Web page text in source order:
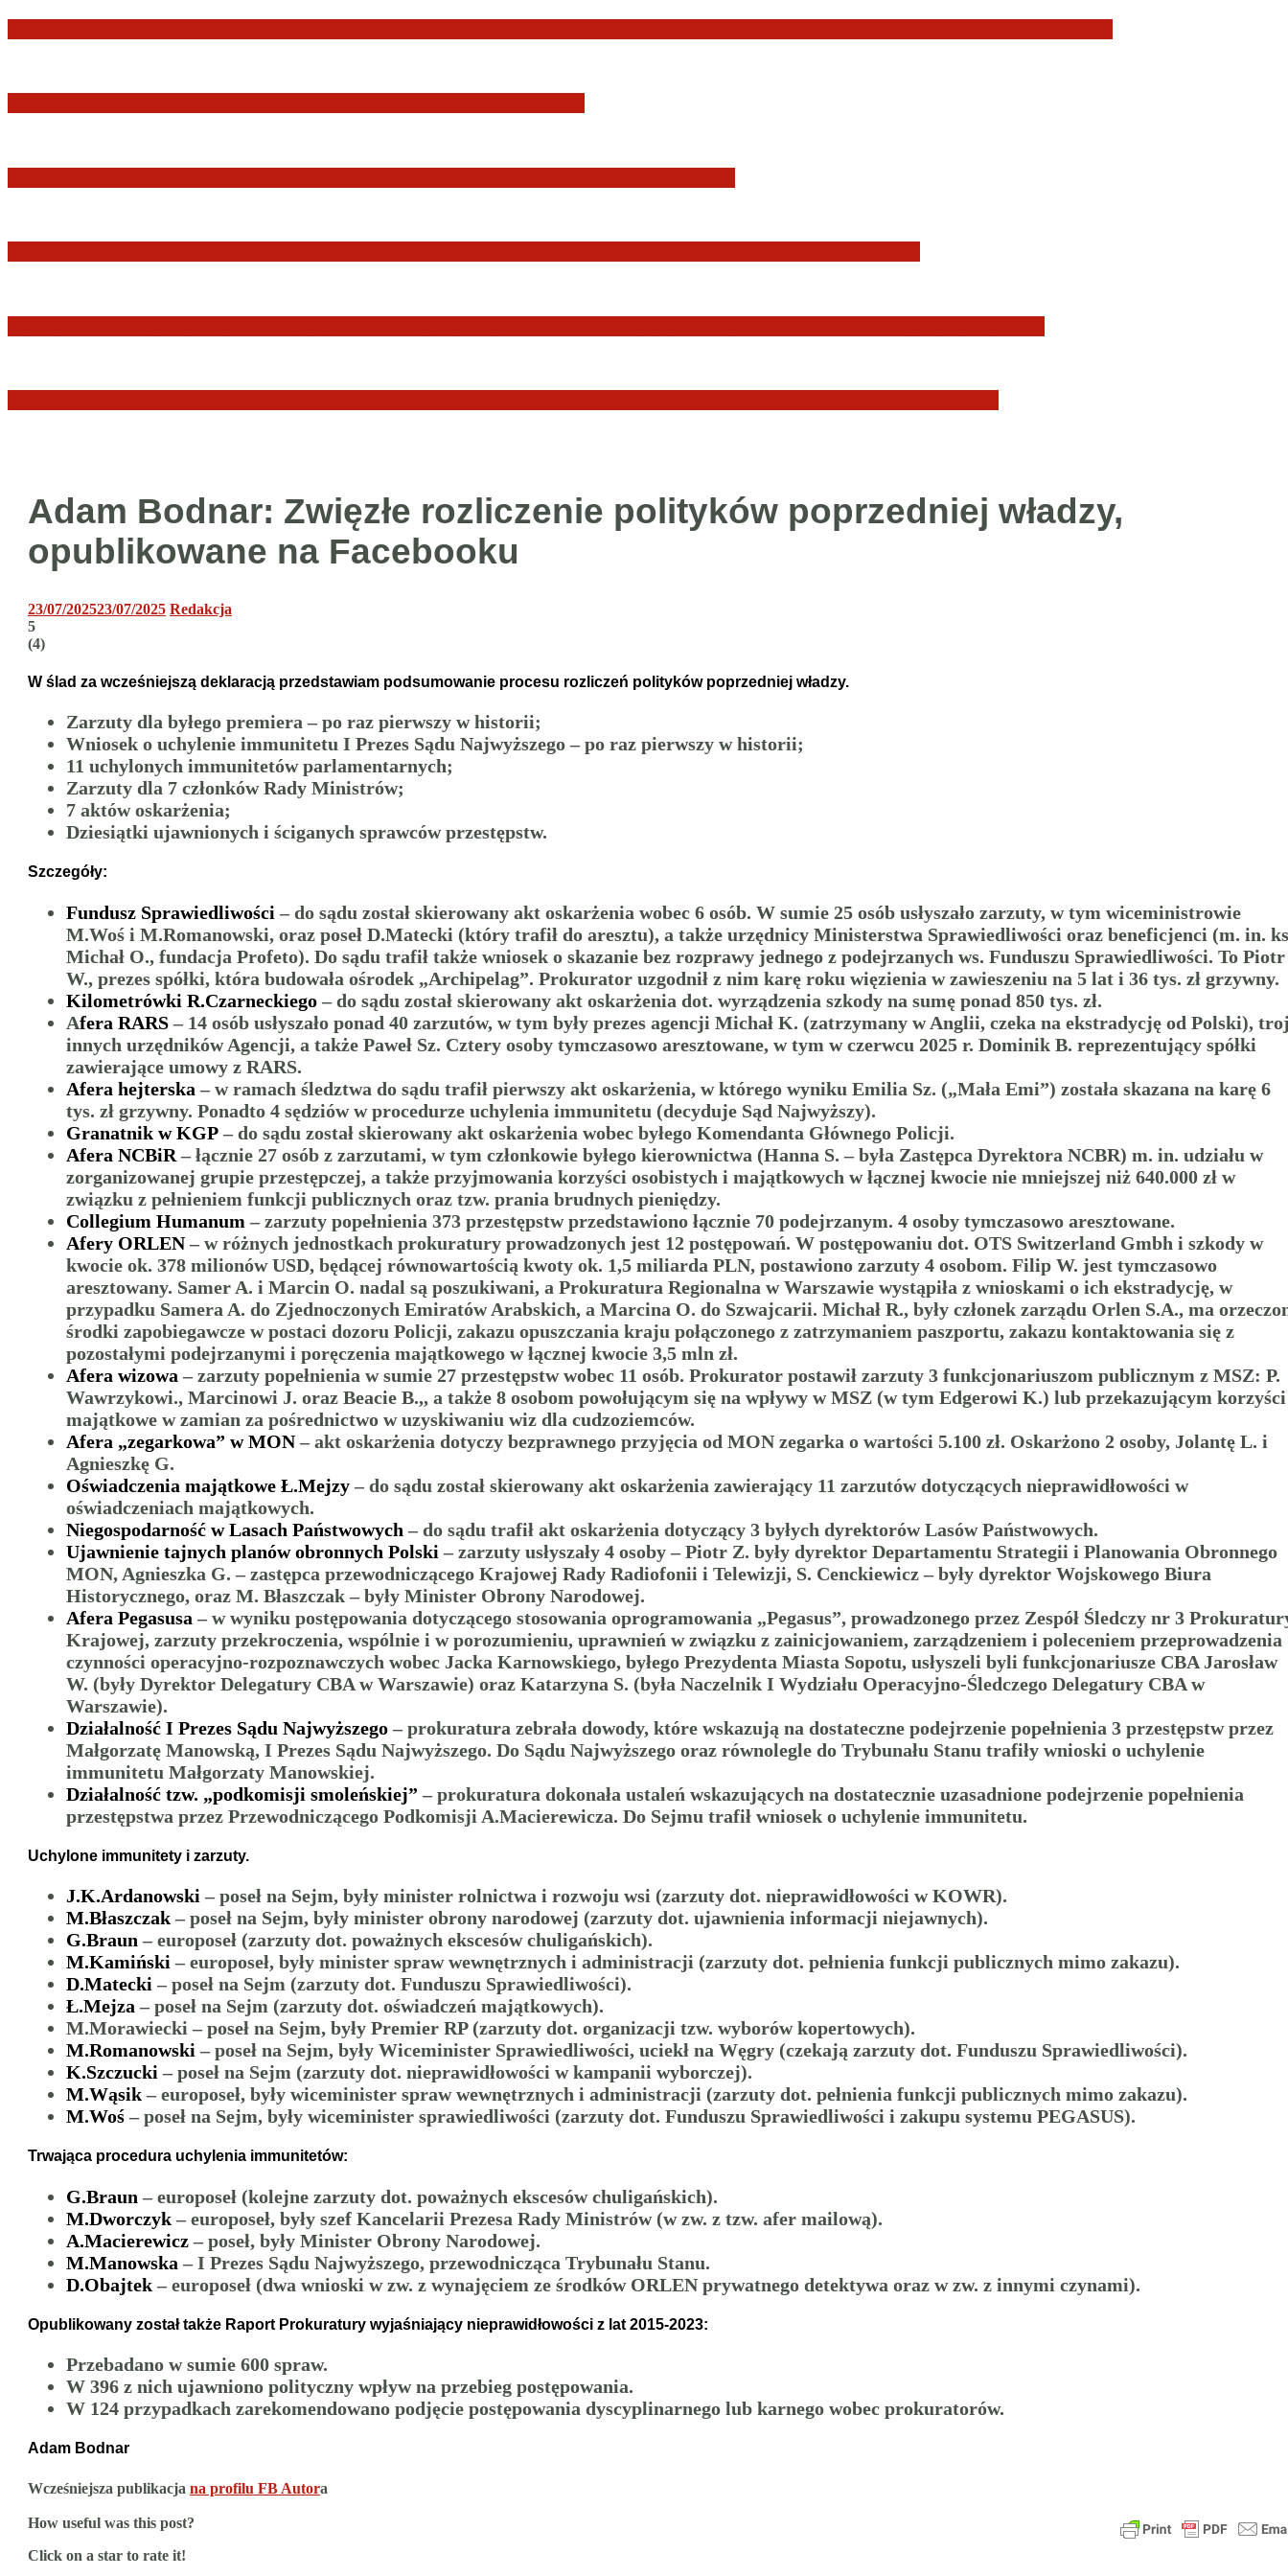
Adam Bodnar: Zwięzłe rozliczenie polityków poprzedniej władzy,
opublikowane na Facebooku
23/07/202523/07/2025 Redakcja
5
(4)
W ślad za wcześniejszą deklaracją przedstawiam podsumowanie procesu rozliczeń polityków poprzedniej władzy.
Zarzuty dla byłego premiera – po raz pierwszy w historii;
Wniosek o uchylenie immunitetu I Prezes Sądu Najwyższego – po raz pierwszy w historii;
11 uchylonych immunitetów parlamentarnych;
Zarzuty dla 7 członków Rady Ministrów;
7 aktów oskarżenia;
Dziesiątki ujawnionych i ściganych sprawców przestępstw.
Szczegóły:
Fundusz Sprawiedliwości – do sądu został skierowany akt oskarżenia wobec 6 osób. W sumie 25 osób usłyszało zarzuty, w tym wiceministrowie
M.Woś i M.Romanowski, oraz poseł D.Matecki (który trafił do aresztu), a także urzędnicy Ministerstwa Sprawiedliwości oraz beneficjenci (m. in.
Michał O., fundacja Profeto). Do sądu trafił także wniosek o skazanie bez rozprawy jednego z podejrzanych ws. Funduszu Sprawiedliwości. To Piotr
W., prezes spółki, która budowała ośrodek „Archipelag”. Prokurator uzgodnił z nim karę roku więzienia w zawieszeniu na 5 lat i 36 tys. zł grzywny.
Kilometrówki R.Czarneckiego– do sądu został skierowany akt oskarżenia dot. wyrządzenia szkody na sumę ponad 850 tys. zł.
Afera RARS– 14 osób usłyszało ponad 40 zarzutów, w tym były prezes agencji Michał K. (zatrzymany w Anglii, czeka na ekstradycję od Polski),
innych urzędników Agencji, a także Paweł Sz. Cztery osoby tymczasowo aresztowane, w tym w czerwcu 2025 r. Dominik B. reprezentujący spółki
zawierające umowy z RARS.
Afera hejterska – w ramach śledztwa do sądu trafił pierwszy akt oskarżenia, w którego wyniku Emilia Sz. („Mała Emi”) została skazana na karę 6
tys. zł grzywny. Ponadto 4 sędziów w procedurze uchylenia immunitetu (decyduje Sąd Najwyższy).
Granatnik w KGP– do sądu został skierowany akt oskarżenia wobec byłego Komendanta Głównego Policji.
Afera NCBiR – łącznie 27 osób z zarzutami, w tym członkowie byłego kierownictwa (Hanna S. – była Zastępca Dyrektora NCBR) m. in. udziału w
zorganizowanej grupie przestępczej, a także przyjmowania korzyści osobistych i majątkowych w łącznej kwocie nie mniejszej niż 640.000 zł w
związku z pełnieniem funkcji publicznych oraz tzw. prania brudnych pieniędzy.
Collegium Humanum – zarzuty popełnienia 373 przestępstw przedstawiono łącznie 70 podejrzanym. 4 osoby tymczasowo aresztowane.
Afery ORLEN– w różnych jednostkach prokuratury prowadzonych jest 12 postępowań. W postępowaniu dot. OTS Switzerland Gmbh i szkody w
kwocie ok. 378 milionów USD, będącej równowartością kwoty ok. 1,5 miliarda PLN, postawiono zarzuty 4 osobom. Filip W. jest tymczasowo
aresztowany. Samer A. i Marcin O. nadal są poszukiwani, a Prokuratura Regionalna w Warszawie wystąpiła z wnioskami o ich ekstradycję, w
przypadku Samera A. do Zjednoczonych Emiratów Arabskich, a Marcina O. do Szwajcarii. Michał R., były członek zarządu Orlen S.A., ma
środki zapobiegawcze w postaci dozoru Policji, zakazu opuszczania kraju połączonego z zatrzymaniem paszportu, zakazu kontaktowania się z
pozostałymi podejrzanymi i poręczenia majątkowego w łącznej kwocie 3,5 mln zł.
Afera wizowa – zarzuty popełnienia w sumie 27 przestępstw wobec 11 osób. Prokurator postawił zarzuty 3 funkcjonariuszom publicznym z MSZ: P.
Wawrzykowi., Marcinowi J. oraz Beacie B.,, a także 8 osobom powołującym się na wpływy w MSZ (w tym Edgerowi K.) lub przekazującym korzyści
majątkowe w zamian za pośrednictwo w uzyskiwaniu wiz dla cudzoziemców.
Afera „zegarkowa” w MON– akt oskarżenia dotyczy bezprawnego przyjęcia od MON zegarka o wartości 5.100 zł. Oskarżono 2 osoby, Jolantę L. i
Agnieszkę G.
Oświadczenia majątkowe Ł.Mejzy– do sądu został skierowany akt oskarżenia zawierający 11 zarzutów dotyczących nieprawidłowości w
oświadczeniach majątkowych.
Niegospodarność w Lasach Państwowych – do sądu trafił akt oskarżenia dotyczący 3 byłych dyrektorów Lasów Państwowych.
Ujawnienie tajnych planów obronnych Polski – zarzuty usłyszały 4 osoby – Piotr Z. były dyrektor Departamentu Strategii i Planowania Obronnego
MON, Agnieszka G. – zastępca przewodniczącego Krajowej Rady Radiofonii i Telewizji, S. Cenckiewicz – były dyrektor Wojskowego Biura
Historycznego, oraz M. Błaszczak – były Minister Obrony Narodowej.
Afera Pegasusa – w wyniku postępowania dotyczącego stosowania oprogramowania „Pegasus”, prowadzonego przez Zespół Śledczy nr 3
Krajowej, zarzuty przekroczenia, wspólnie i w porozumieniu, uprawnień w związku z zainicjowaniem, zarządzeniem i poleceniem przeprowadzenia
czynności operacyjno-rozpoznawczych wobec Jacka Karnowskiego, byłego Prezydenta Miasta Sopotu, usłyszeli byli funkcjonariusze CBA Jarosław
W. (były Dyrektor Delegatury CBA w Warszawie) oraz Katarzyna S. (była Naczelnik I Wydziału Operacyjno-Śledczego Delegatury CBA w
Warszawie).
Działalność I Prezes Sądu Najwyższego– prokuratura zebrała dowody, które wskazują na dostateczne podejrzenie popełnienia 3 przestępstw przez
Małgorzatę Manowską, I Prezes Sądu Najwyższego. Do Sądu Najwyższego oraz równolegle do Trybunału Stanu trafiły wnioski o uchylenie
immunitetu Małgorzaty Manowskiej.
Działalność tzw. „podkomisji smoleńskiej” – prokuratura dokonała ustaleń wskazujących na dostatecznie uzasadnione podejrzenie popełnienia
przestępstwa przez Przewodniczącego Podkomisji A.Macierewicza. Do Sejmu trafił wniosek o uchylenie immunitetu.
Uchylone immunitety i zarzuty.
J.K.Ardanowski – poseł na Sejm, były minister rolnictwa i rozwoju wsi (zarzuty dot. nieprawidłowości w KOWR).
M.Błaszczak– poseł na Sejm, były minister obrony narodowej (zarzuty dot. ujawnienia informacji niejawnych).
G.Braun – europoseł (zarzuty dot. poważnych ekscesów chuligańskich).
M.Kamiński – europoseł, były minister spraw wewnętrznych i administracji (zarzuty dot. pełnienia funkcji publicznych mimo zakazu).
D.Matecki – poseł na Sejm (zarzuty dot. Funduszu Sprawiedliwości).
Ł.Mejza – poseł na Sejm (zarzuty dot. oświadczeń majątkowych).
M.Morawiecki – poseł na Sejm, były Premier RP (zarzuty dot. organizacji tzw. wyborów kopertowych).
M.Romanowski – poseł na Sejm, były Wiceminister Sprawiedliwości, uciekł na Węgry (czekają zarzuty dot. Funduszu Sprawiedliwości).
K.Szczucki – poseł na Sejm (zarzuty dot. nieprawidłowości w kampanii wyborczej).
M.Wąsik– europoseł, były wiceminister spraw wewnętrznych i administracji (zarzuty dot. pełnienia funkcji publicznych mimo zakazu).
M.Woś– poseł na Sejm, były wiceminister sprawiedliwości (zarzuty dot. Funduszu Sprawiedliwości i zakupu systemu PEGASUS).
Trwająca procedura uchylenia immunitetów:
G.Braun – europoseł (kolejne zarzuty dot. poważnych ekscesów chuligańskich).
M.Dworczyk– europoseł, były szef Kancelarii Prezesa Rady Ministrów (w zw. z tzw. afer mailową).
A.Macierewicz– poseł, były Minister Obrony Narodowej.
M.Manowska – I Prezes Sądu Najwyższego, przewodnicząca Trybunału Stanu.
D.Obajtek– europoseł (dwa wnioski w zw. z wynajęciem ze środków ORLEN prywatnego detektywa oraz w zw. z innymi czynami).
Opublikowany został także Raport Prokuratury wyjaśniający nieprawidłowości z lat 2015-2023:
Przebadano w sumie 600 spraw.
W 396 z nich ujawniono polityczny wpływ na przebieg postępowania.
W 124 przypadkach zarekomendowano podjęcie postępowania dyscyplinarnego lub karnego wobec prokuratorów.
Adam Bodnar
Wcześniejsza publikacja na profilu FB Autora
How useful was this post?
Click on a star to rate it!